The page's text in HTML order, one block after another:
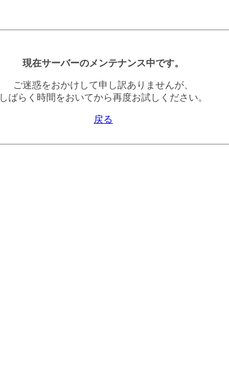
現在サーバーのメンテナンス中です。
ご迷惑をおかけして申し訳ありませんが、
しばらく時間をおいてから再度お試しください。
戻る